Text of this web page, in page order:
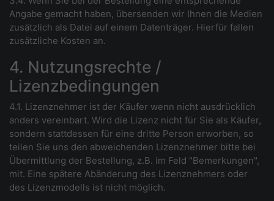
Angabe gemacht haben, übersenden wir Ihnen die Medien
zusätzlich als Datei auf einem Datenträger. Hierfür fallen
zusätzliche Kosten an.
4. Nutzungsrechte /
Lizenzbedingungen
4.1. Lizenznehmer ist der Käufer wenn nicht ausdrücklich
anders vereinbart. Wird die Lizenz nicht für Sie als Käufer,
sondern stattdessen für eine dritte Person erworben, so
teilen Sie uns den abweichenden Lizenznehmer bitte bei
Übermittlung der Bestellung, z.B. im Feld "Bemerkungen",
mit. Eine spätere Abänderung des Lizenznehmers oder
des Lizenzmodells ist nicht möglich.